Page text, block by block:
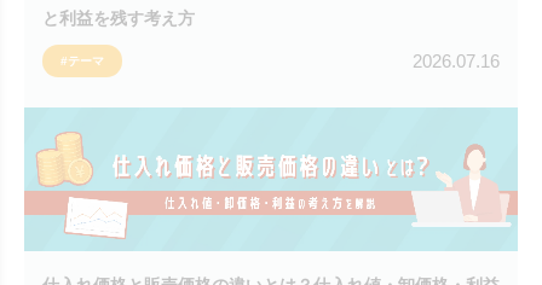
と利益を残す考え方
#テーマ 2026.07.16